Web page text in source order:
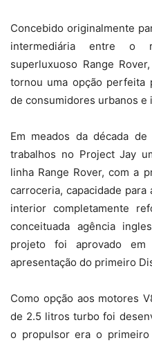
Concebido originalmente
intermediária entre o
superluxuoso Range
tornou uma opção perfeita
de consumidores urbanos e
Em meados da década
trabalhos no Project Jay
linha Range Rover, com a
carroceria, capacidade
interior completamente
conceituada agência
projeto foi aprovado
apresentação do primeiro
Como opção aos motores
de 2.5 litros turbo foi
o propulsor era o